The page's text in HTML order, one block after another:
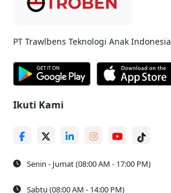
PT Trawlbens Teknologi Anak Indonesia
Ikuti Kami
Senin - Jumat (08:00 AM - 17:00 PM)
Sabtu (08:00 AM - 14:00 PM)